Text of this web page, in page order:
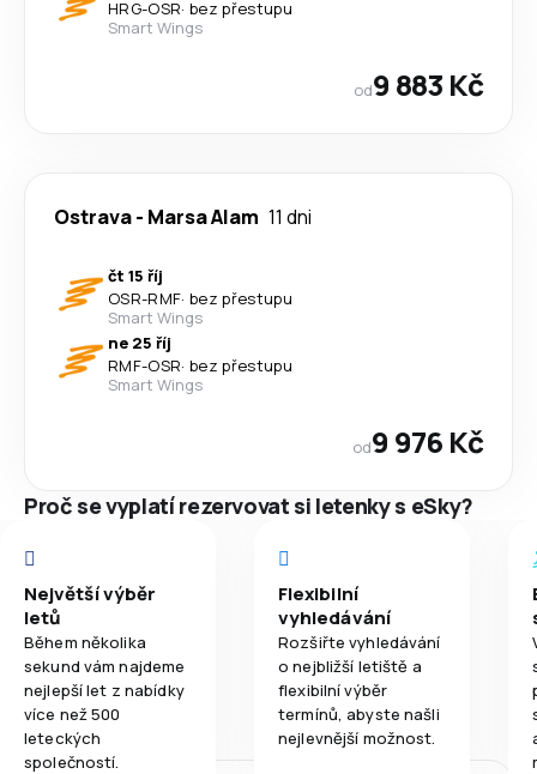
HRG-OSR· bez přestupu
Smart Wings
od9 883 Kč
Ostrava- Marsa Alam 11 dni
čt 15 říj
OSR-RMF· bez přestupu
Smart Wings
ne 25 říj
RMF-OSR· bez přestupu
Smart Wings
od9 976 Kč
Proč se vyplatí rezervovat si letenky s eSky?
Největší výběr
letů
Během několika
sekund vám najdeme
nejlepší let z nabídky
více než 500
leteckých
společností.
Flexibilní
vyhledávání
Rozšiřte vyhledávání
o nejbližší letiště a
flexibilní výběr
termínů, abyste našli
nejlevnější možnost.